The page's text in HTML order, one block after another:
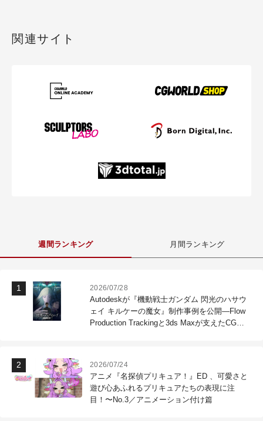
関連サイト
週間ランキング 月間ランキング
2026/07/28
Autodeskが『機動戦士ガンダム 閃光のハサウ
ェイ キルケーの魔女』制作事例を公開―Flow
Production Trackingと3ds Maxが支えたCG制
2026/07/24
アニメ『名探偵プリキュア！』ED 、可愛さと
遊び心あふれるプリキュアたちの表現に注
目！〜No.3／アニメーション付け篇